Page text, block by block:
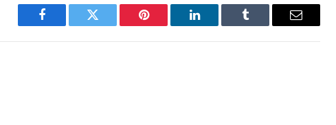
Facebook Twitter Pinterest LinkedIn Tumblr Email